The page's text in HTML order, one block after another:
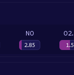
NO
2.85 1.5